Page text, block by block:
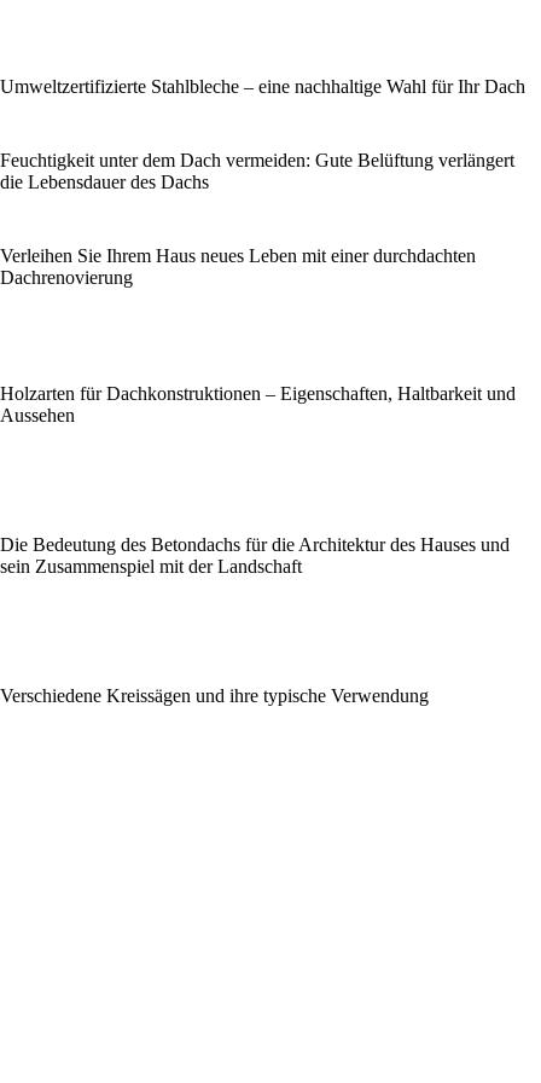
Umweltzertifizierte Stahlbleche – eine nachhaltige Wahl für Ihr Dach
Feuchtigkeit unter dem Dach vermeiden: Gute Belüftung verlängert
die Lebensdauer des Dachs
Verleihen Sie Ihrem Haus neues Leben mit einer durchdachten
Dachrenovierung
Holzarten für Dachkonstruktionen – Eigenschaften, Haltbarkeit und
Aussehen
Die Bedeutung des Betondachs für die Architektur des Hauses und
sein Zusammenspiel mit der Landschaft
Verschiedene Kreissägen und ihre typische Verwendung